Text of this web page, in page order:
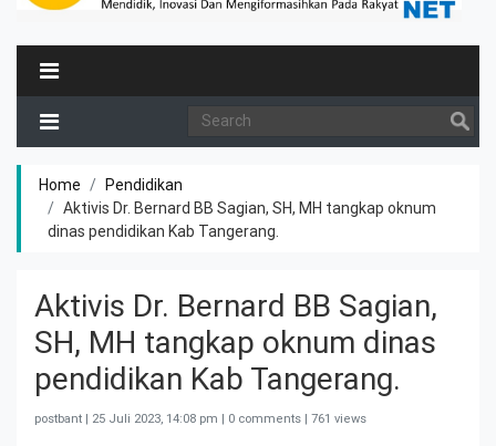
Home
Pendidikan
Aktivis Dr. Bernard BB Sagian, SH, MH tangkap oknum
dinas pendidikan Kab Tangerang.
Aktivis Dr. Bernard BB Sagian,
SH, MH tangkap oknum dinas
pendidikan Kab Tangerang.
postbant | 25 Juli 2023, 14:08 pm | 0 comments | 761 views